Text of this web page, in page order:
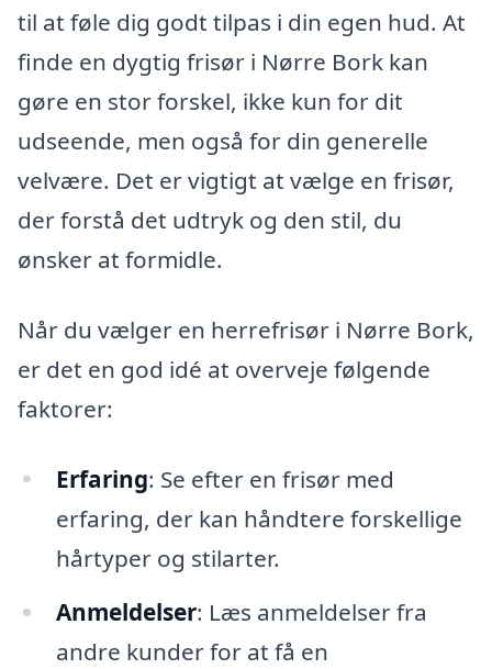
til at føle dig godt tilpas i din egen hud. At
finde en dygtig frisør i Nørre Bork kan
gøre en stor forskel, ikke kun for dit
udseende, men også for din generelle
velvære. Det er vigtigt at vælge en frisør,
der forstå det udtryk og den stil, du
ønsker at formidle.
Når du vælger en herrefrisør i Nørre Bork,
er det en god idé at overveje følgende
faktorer:
Erfaring: Se efter en frisør med
erfaring, der kan håndtere forskellige
hårtyper og stilarter.
Anmeldelser: Læs anmeldelser fra
andre kunder for at få en